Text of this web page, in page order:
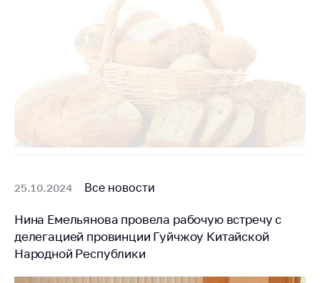
25.10.2024 Все новости
Нина Емельянова провела рабочую встречу с
делегацией провинции Гуйчжоу Китайской
Народной Республики